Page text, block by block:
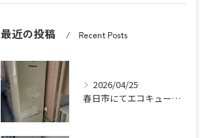
最近の投稿 Recent Posts
2026/04/25
春日市にてエコキュートの取替工事をさせていただきました。